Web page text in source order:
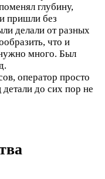
глубину,
пришли без
делали от разных
что и
много. Был
оператор просто
до сих пор не